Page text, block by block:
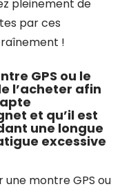
pleinement de
par ces
!
GPS ou le
l’acheter afin
et qu’il est
une longue
excessive
une montre GPS ou